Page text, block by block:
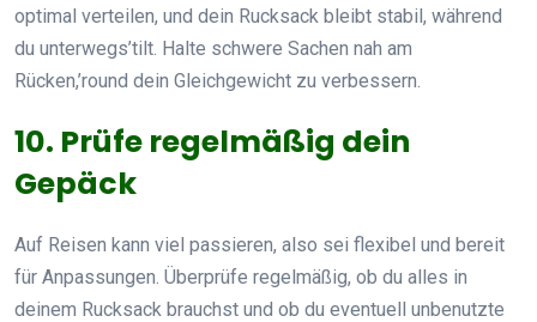
optimal verteilen, und dein Rucksack bleibt stabil, während
du unterwegs’tilt. Halte schwere Sachen nah am
Rücken,’round dein Gleichgewicht zu verbessern.
10. Prüfe regelmäßig dein
Gepäck
Auf Reisen kann viel passieren, also sei flexibel und bereit
für Anpassungen. Überprüfe regelmäßig, ob du alles in
deinem Rucksack brauchst und ob du eventuell unbenutzte